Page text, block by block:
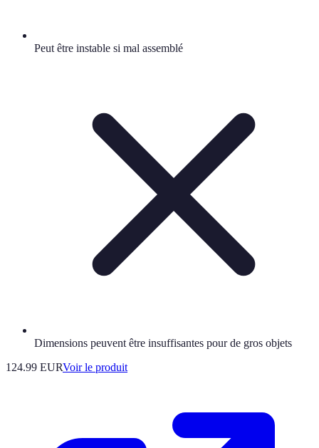
Peut être instable si mal assemblé
Dimensions peuvent être insuffisantes pour de gros objets
124.99 EURVoir le produit